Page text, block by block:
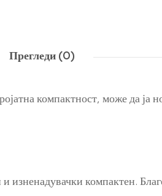
Прегледи (0)
компактност, може да ја
изненадувачки компактен.